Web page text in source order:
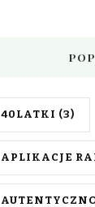
40LATKI (3)
APLIKACJE